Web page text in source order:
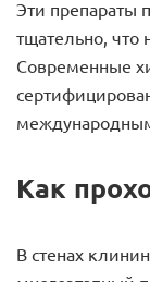
Эти препараты
тщательно,
Современные
Как
В стенах